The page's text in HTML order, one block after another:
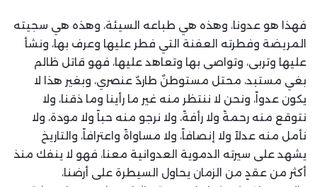
فهذا هو عدونا، وهذه هي طباعه السيئة، وهذه هي سجيته
المريضة وفطرته العفنة التي فطر عليها وعرف بها، ونشأ
عليها وتربى، وتواصى بها وتعاهد عليها، فهو قاتل ظالم
بغي مستبد، محتل مستوطنٌ طاردٌ عنصري، وبغير هذا لا
يكون عدواً، ونحن لا ننتظر منه غير ما رأينا وما ذقنا، ولا
نتوقع منه رحمةً ولا رأفةً، ولا نرجو منه حباً ولا مودة، ولا
نأمل منه عدلاً ولا إنصافاً، ولا مساواةً واعترافاً، والتاريخ
يشهد على سيرته الدموية العدوانية معنا، فهو لا ينفك منذ
أكثر من عقدٍ من الزمان يحاول السيطرة على أرضنا،